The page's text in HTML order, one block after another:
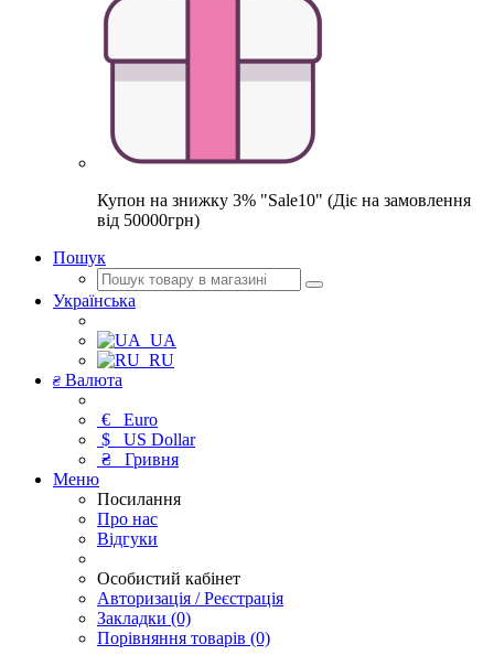
Купон на знижку 3% "Sale10" (Діє на замовлення
від 50000грн)
Пошук
Українська
UA
RU
₴ Валюта
€ Euro
$ US Dollar
₴ Гривня
Меню
Посилання
Про нас
Відгуки
Особистий кабінет
Авторизація / Реєстрація
Закладки (0)
Порівняння товарів (0)